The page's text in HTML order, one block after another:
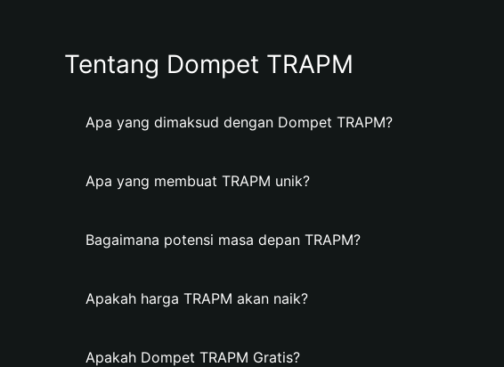
Tentang Dompet TRAPM
Apa yang dimaksud dengan Dompet TRAPM?
Apa yang membuat TRAPM unik?
Bagaimana potensi masa depan TRAPM?
Apakah harga TRAPM akan naik?
Apakah Dompet TRAPM Gratis?